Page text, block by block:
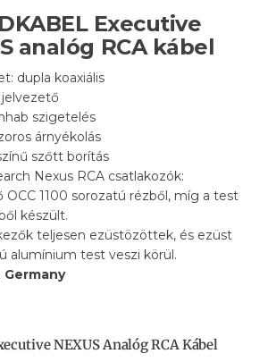
Executive
analóg RCA kábel
dupla koaxiális
jelvezető
szigetelés
árnyékolás
szőtt borítás
Nexus RCA csatlakozók:
OCC 1100 sorozatú rézből, míg a test
készült.
teljesen ezüstözöttek, és ezüst
alumínium test veszi körül.
Germany
NEXUS Analóg RCA Kábel